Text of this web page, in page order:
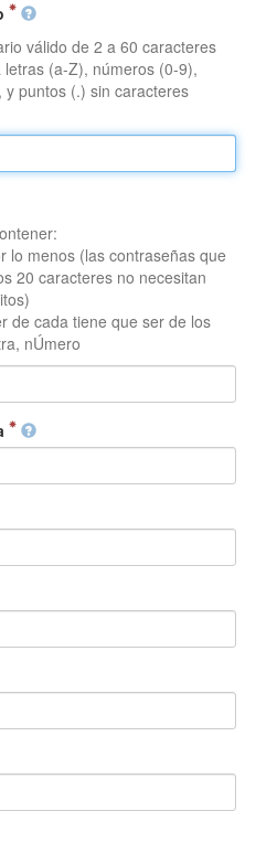
válido de 2 a 60 caracteres
(a-Z), números (0-9),
puntos (.) sin caracteres
lo menos (las contraseñas que
20 caracteres no necesitan
de cada tiene que ser de los
nÚmero